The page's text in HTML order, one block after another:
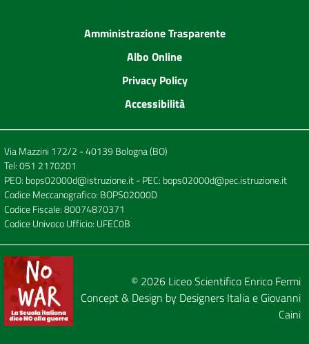
Amministrazione Trasparente
Albo Online
Privacy Policy
Accessibilità
Via Mazzini 172/2 - 40139 Bologna (BO)
Tel:051 2170201
PEO: bops02000d@istruzione.it- PEC: bops02000d@pec.istruzione.it
Codice Meccanografico: BOPS02000D
Codice Fiscale: 80074870371
Codice Univoco Ufficio: UFEC0B
© 2026 Liceo Scientifico Enrico Fermi
Concept & Design by Designers Italiae Giovanni
Caini